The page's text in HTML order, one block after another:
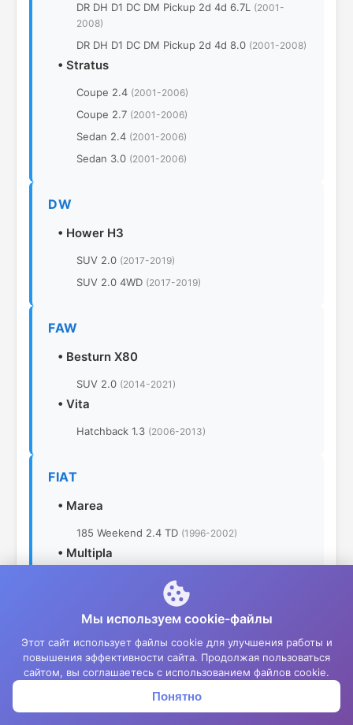
Войти
DR DH D1 DC DM Pickup 2d 4d 6.7L (2001-
2008)
DR DH D1 DC DM Pickup 2d 4d 8.0 (2001-2008)
• Stratus
Coupe 2.4 (2001-2006)
Coupe 2.7 (2001-2006)
Sedan 2.4 (2001-2006)
Sedan 3.0 (2001-2006)
DW
• Hower H3
SUV 2.0 (2017-2019)
SUV 2.0 4WD (2017-2019)
FAW
• Besturn X80
SUV 2.0 (2014-2021)
• Vita
Hatchback 1.3 (2006-2013)
FIAT
• Marea
185 Weekend 2.4 TD (1996-2002)
• Multipla
(2004-2010)
(2004-2010)
186 1.6 Bi-Fuel(2004-2010)
186 1.6 Bi-Power(2004-2010)
186 1.6 LPG(2004-2010)
(2004-2010)
186 1.6 Bi-Fuel(1999-2004)
Мы используем cookie-файлы
Этот сайт использует файлы cookie для улучшения работы и
повышения эффективности сайта. Продолжая пользоваться
сайтом, вы соглашаетесь с использованием файлов cookie.
Понятно